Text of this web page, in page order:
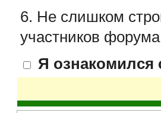
6. Не слишком
участников
Я ознакомился